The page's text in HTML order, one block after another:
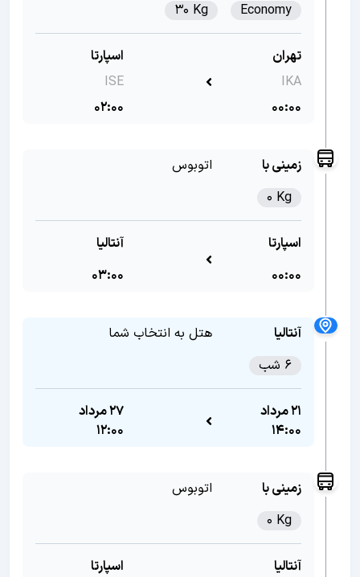
Economy
30 Kg
تهران
IKA
00:00
اسپارتا
ISE
02:00
زمینی با
اتوبوس
0 Kg
اسپارتا
00:00
آنتالیا
03:00
آنتالیا
هتل به انتخاب شما
6 شب
21 مرداد
14:00
27 مرداد
12:00
زمینی با
اتوبوس
0 Kg
آنتالیا
اسپارتا